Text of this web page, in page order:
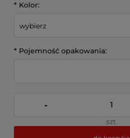
* Kolor:
* Pojemność opakowania:
-
szt.